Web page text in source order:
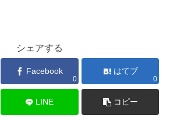
シェアする
Facebook
0
はてブ
0
LINE コピー